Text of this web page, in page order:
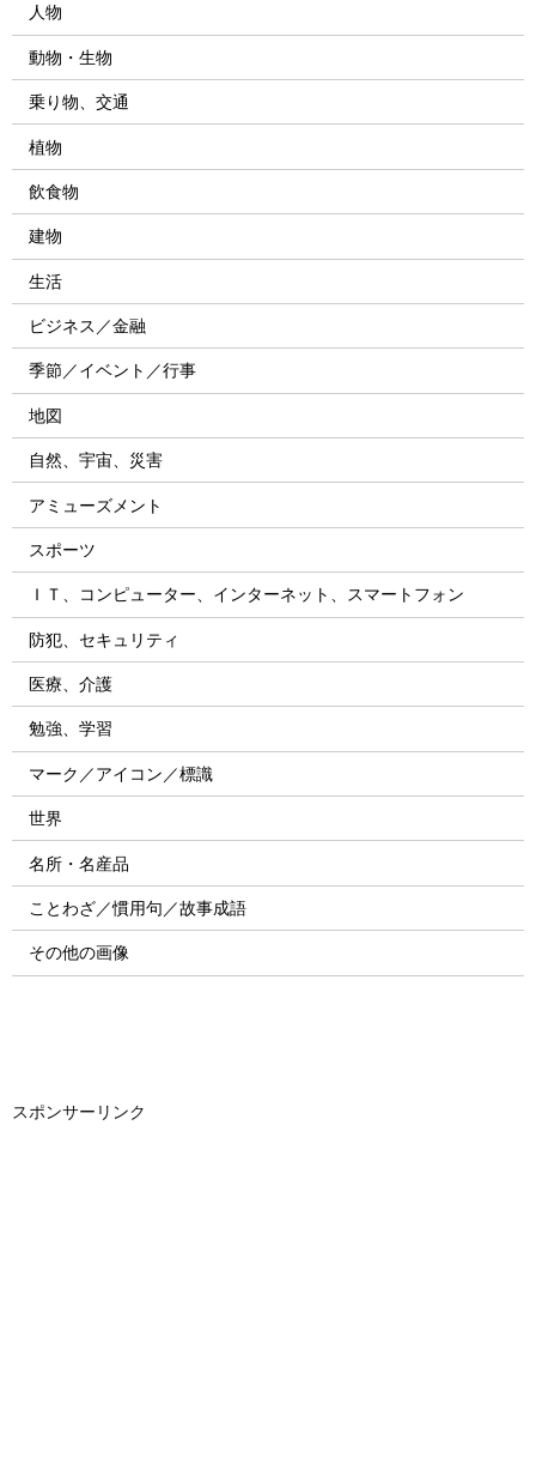
人物
動物・生物
乗り物、交通
植物
飲食物
建物
生活
ビジネス／金融
季節／イベント／行事
地図
自然、宇宙、災害
アミューズメント
スポーツ
ＩＴ、コンピューター、インターネット、スマートフォン
防犯、セキュリティ
医療、介護
勉強、学習
マーク／アイコン／標識
世界
名所・名産品
ことわざ／慣用句／故事成語
その他の画像
スポンサーリンク